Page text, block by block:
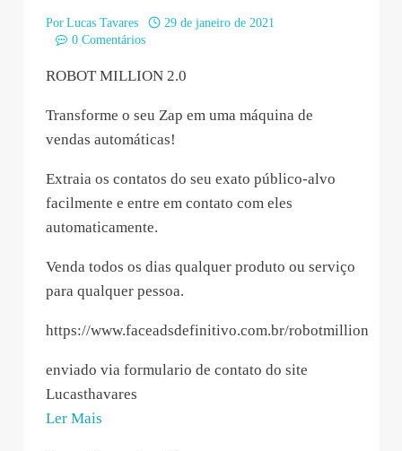
Por Lucas Tavares
29 de janeiro de 2021
0 Comentários
ROBOT MILLION 2.0
Transforme o seu Zap em uma máquina de
vendas automáticas!
Extraia os contatos do seu exato público-alvo
facilmente e entre em contato com eles
automaticamente.
Venda todos os dias qualquer produto ou serviço
para qualquer pessoa.
https://www.faceadsdefinitivo.com.br/robotmillion
enviado via formulario de contato do site
Lucasthavares
Ler Mais